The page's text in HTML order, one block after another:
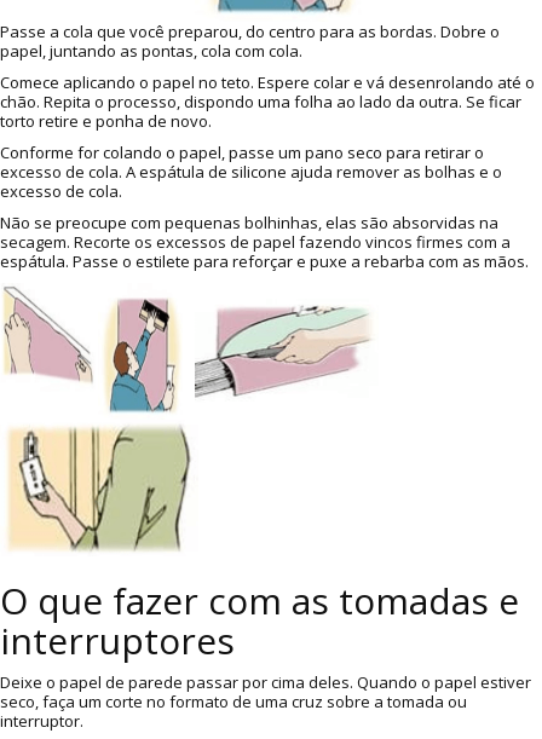
Passe a cola que você preparou, do centro para as bordas. Dobre o
papel, juntando as pontas, cola com cola.
Comece aplicando o papel no teto. Espere colar e vá desenrolando até o
chão. Repita o processo, dispondo uma folha ao lado da outra. Se ficar
torto retire e ponha de novo.
Conforme for colando o papel, passe um pano seco para retirar o
excesso de cola. A espátula de silicone ajuda remover as bolhas e o
excesso de cola.
Não se preocupe com pequenas bolhinhas, elas são absorvidas na
secagem. Recorte os excessos de papel fazendo vincos firmes com a
espátula. Passe o estilete para reforçar e puxe a rebarba com as mãos.
O que fazer com as tomadas e
interruptores
Deixe o papel de parede passar por cima deles. Quando o papel estiver
seco, faça um corte no formato de uma cruz sobre a tomada ou
interruptor.